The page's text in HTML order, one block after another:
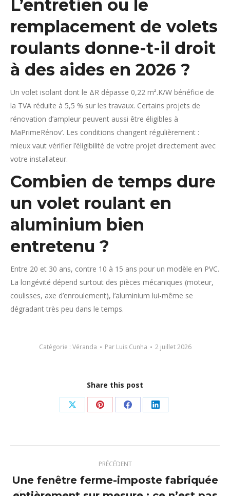
L’entretien ou le
remplacement de volets
roulants donne-t-il droit
à des aides en 2026 ?
Un volet isolant dont le ΔR dépasse 0,22 m².K/W bénéficie de
la TVA réduite à 5,5 % sur les travaux. Certains projets de
rénovation d’ampleur peuvent aussi être éligibles à
MaPrimeRénov’. Les conditions changent régulièrement :
mieux vaut vérifier l’éligibilité de votre projet directement avec
votre installateur.
Combien de temps dure
un volet roulant en
aluminium bien
entretenu ?
Entre 20 et 30 ans, contre 10 à 15 ans pour un modèle en PVC.
La longévité dépend surtout des pièces mécaniques (moteur,
coulisses, axe d’enroulement), l’aluminium lui-même se
dégradant très peu dans le temps.
Catégorie : Véranda Par Luis Cunha 2 juillet 2026
Share this post
Partager
X
Partager
Pinterest
Partager
Facebook
Partager
LinkedIn
article
PRÉCÉDENT
Une fenêtre ferme-imposte fabriquée